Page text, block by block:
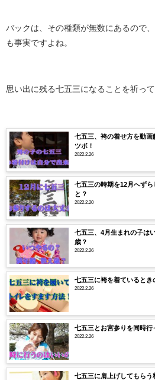
バックは、その種類が無数にあるので
も事実ですよね。
思い出に残る七五三になることを祈って
七五三、袴の着せ方を動
ツボ！
2022.2.26
七五三の時期を12月へず
と？
2022.2.20
七五三、4月生まれの子は
歳？
2022.2.26
七五三に袴を着ているとき
2022.2.26
七五三とお宮参りを同時行
2022.2.26
七五三に肩上げしてもらう